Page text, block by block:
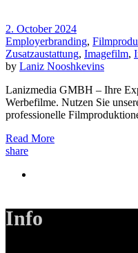
2. October 2024
Employerbranding,
Zusatzaustattung, Imagefilm,
by Laniz Nooshkevins
Lanizmedia GMBH – Ihre
Werbefilme. Nutzen Sie
professionelle
Read More
share
Info